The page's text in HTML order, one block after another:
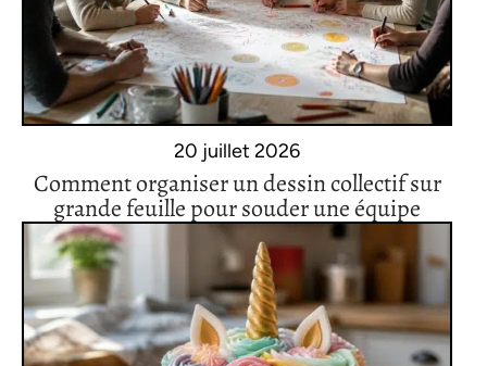
20 juillet 2026
Comment organiser un dessin collectif sur
grande feuille pour souder une équipe